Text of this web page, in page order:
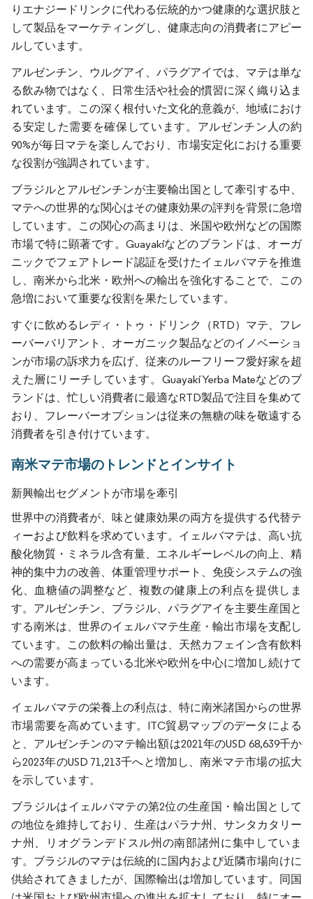
りエナジードリンクに代わる伝統的かつ健康的な選択肢と
して製品をマーケティングし、健康志向の消費者にアピー
ルしています。
アルゼンチン、ウルグアイ、パラグアイでは、マテは単な
る飲み物ではなく、日常生活や社会的慣習に深く織り込ま
れています。この深く根付いた文化的意義が、地域におけ
る安定した需要を確保しています。アルゼンチン人の約
90%が毎日マテを楽しんでおり、市場安定化における重要
な役割が強調されています。
ブラジルとアルゼンチンが主要輸出国として牽引する中、
マテへの世界的な関心はその健康効果の評判を背景に急増
しています。この関心の高まりは、米国や欧州などの国際
市場で特に顕著です。Guayakíなどのブランドは、オーガ
ニックでフェアトレード認証を受けたイェルバマテを推進
し、南米から北米・欧州への輸出を強化することで、この
急増において重要な役割を果たしています。
すぐに飲めるレディ・トゥ・ドリンク（RTD）マテ、フレ
ーバーバリアント、オーガニック製品などのイノベーショ
ンが市場の訴求力を広げ、従来のルーフリーフ愛好家を超
えた層にリーチしています。Guayakí Yerba Mateなどのブ
ランドは、忙しい消費者に最適なRTD製品で注目を集めて
おり、フレーバーオプションは従来の無糖の味を敬遠する
消費者を引き付けています。
南米マテ市場のトレンドとインサイト
新興輸出セグメントが市場を牽引
世界中の消費者が、味と健康効果の両方を提供する代替テ
ィーおよび飲料を求めています。イェルバマテは、高い抗
酸化物質・ミネラル含有量、エネルギーレベルの向上、精
神的集中力の改善、体重管理サポート、免疫システムの強
化、血糖値の調整など、複数の健康上の利点を提供しま
す。アルゼンチン、ブラジル、パラグアイを主要生産国と
する南米は、世界のイェルバマテ生産・輸出市場を支配し
ています。この飲料の輸出量は、天然カフェイン含有飲料
への需要が高まっている北米や欧州を中心に増加し続けて
います。
イェルバマテの栄養上の利点は、特に南米諸国からの世界
市場需要を高めています。ITC貿易マップのデータによる
と、アルゼンチンのマテ輸出額は2021年のUSD 68,639千か
ら2023年のUSD 71,213千へと増加し、南米マテ市場の拡大
を示しています。
ブラジルはイェルバマテの第2位の生産国・輸出国として
の地位を維持しており、生産はパラナ州、サンタカタリー
ナ州、リオグランデドスル州の南部諸州に集中していま
す。ブラジルのマテは伝統的に国内および近隣市場向けに
供給されてきましたが、国際輸出は増加しています。同国